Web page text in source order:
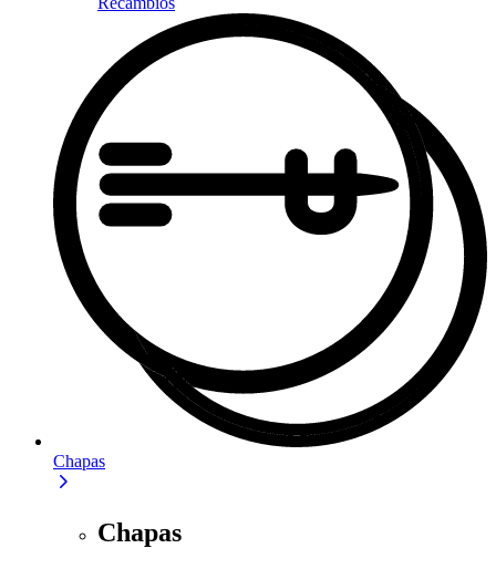
Chapas
Chapas